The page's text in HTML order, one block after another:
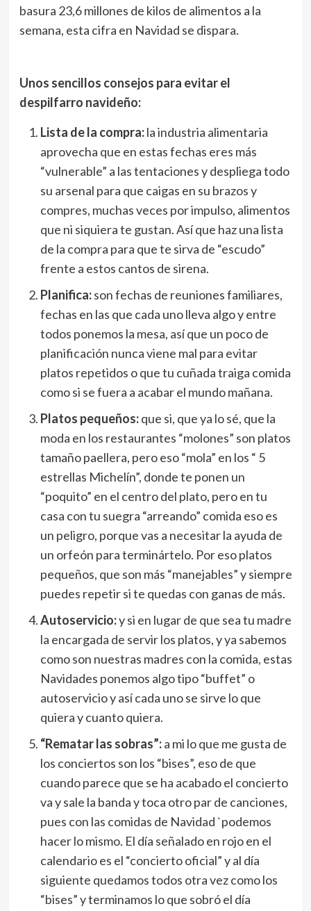
basura 23,6 millones de kilos de alimentos a la
semana, esta cifra en Navidad se dispara.
Unos sencillos consejos para evitar el
despilfarro navideño:
Lista de la compra:la industria alimentaria
aprovecha que en estas fechas eres más
“vulnerable” a las tentaciones y despliega todo
su arsenal para que caigas en su brazos y
compres, muchas veces por impulso, alimentos
que ni siquiera te gustan. Así que haz una lista
de la compra para que te sirva de “escudo”
frente a estos cantos de sirena.
Planifica:son fechas de reuniones familiares,
fechas en las que cada uno lleva algo y entre
todos ponemos la mesa, así que un poco de
planificación nunca viene mal para evitar
platos repetidos o que tu cuñada traiga comida
como si se fuera a acabar el mundo mañana.
Platos pequeños:que si, que ya lo sé, que la
moda en los restaurantes “molones” son platos
tamaño paellera, pero eso “mola” en los “ 5
estrellas Michelín”, donde te ponen un
“poquito” en el centro del plato, pero en tu
casa con tu suegra “arreando” comida eso es
un peligro, porque vas a necesitar la ayuda de
un orfeón para terminártelo. Por eso platos
pequeños, que son más “manejables” y siempre
puedes repetir si te quedas con ganas de más.
Autoservicio:y si en lugar de que sea tu madre
la encargada de servir los platos, y ya sabemos
como son nuestras madres con la comida, estas
Navidades ponemos algo tipo “buffet” o
autoservicio y así cada uno se sirve lo que
quiera y cuanto quiera.
“Rematar las sobras”:a mi lo que me gusta de
los conciertos son los “bises”, eso de que
cuando parece que se ha acabado el concierto
va y sale la banda y toca otro par de canciones,
pues con las comidas de Navidad `podemos
hacer lo mismo. El día señalado en rojo en el
calendario es el “concierto oficial” y al día
siguiente quedamos todos otra vez como los
“bises” y terminamos lo que sobró el día